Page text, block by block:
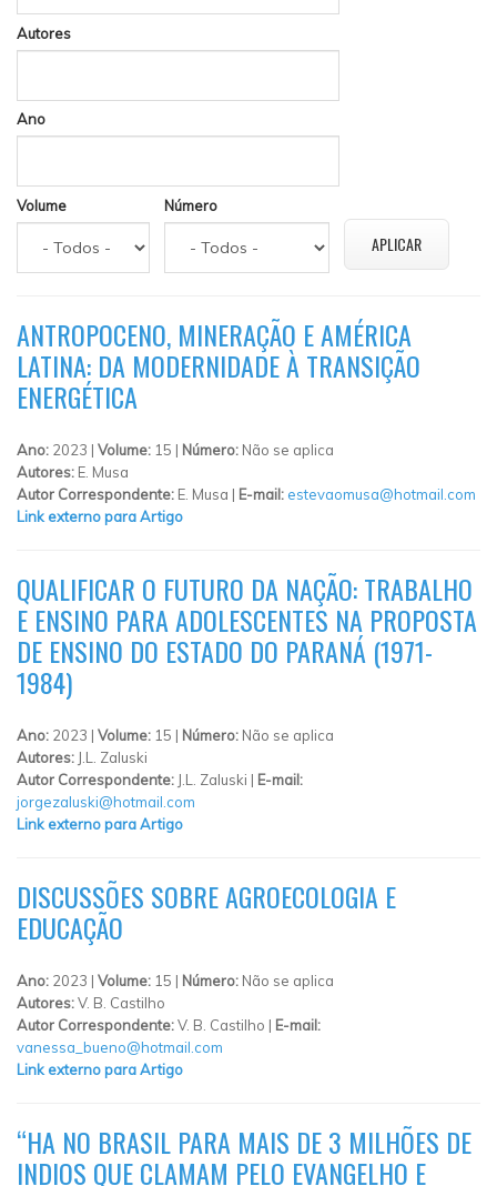
Autores
Ano
Volume Número
ANTROPOCENO, MINERAÇÃO E AMÉRICA
LATINA: DA MODERNIDADE À TRANSIÇÃO
ENERGÉTICA
Ano: 2023 | Volume: 15 | Número: Não se aplica
Autores: E. Musa
Autor Correspondente: E. Musa | E-mail: estevaomusa@hotmail.com
Link externo para Artigo
QUALIFICAR O FUTURO DA NAÇÃO: TRABALHO
E ENSINO PARA ADOLESCENTES NA PROPOSTA
DE ENSINO DO ESTADO DO PARANÁ (1971-
1984)
Ano: 2023 | Volume: 15 | Número: Não se aplica
Autores: J.L. Zaluski
Autor Correspondente: J.L. Zaluski | E-mail:
jorgezaluski@hotmail.com
Link externo para Artigo
DISCUSSÕES SOBRE AGROECOLOGIA E
EDUCAÇÃO
Ano: 2023 | Volume: 15 | Número: Não se aplica
Autores:V. B. Castilho
Autor Correspondente:V. B. Castilho | E-mail:
vanessa_bueno@hotmail.com
Link externo para Artigo
“HA NO BRASIL PARA MAIS DE 3 MILHÕES DE
INDIOS QUE CLAMAM PELO EVANGELHO E